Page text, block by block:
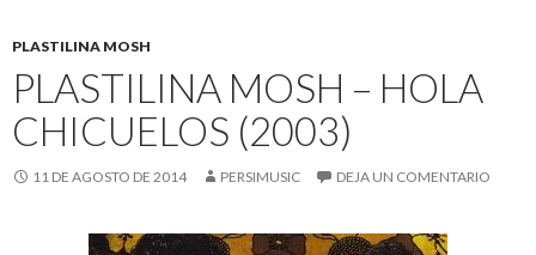
PLASTILINA MOSH
PLASTILINA MOSH – HOLA
CHICUELOS (2003)
11 DE AGOSTO DE 2014 PERSIMUSIC DEJA UN COMENTARIO